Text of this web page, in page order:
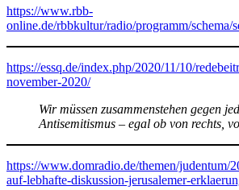
https://www.rbb-
online.de/rbbkultur/radio/programm/
https://essq.de/index.php/2020/11/10/
november-2020/
Wir müssen zusammenstehen gegen
Antisemitismus – egal ob von rechts,
https://www.domradio.de/themen/judentum/
auf-lebhafte-diskussion-jerusalemer-